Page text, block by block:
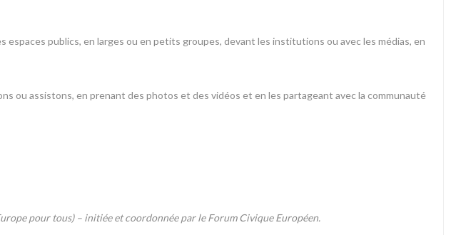
publics, en larges ou en petits groupes, devant les institutions ou avec les médias, en
ou assistons, en prenant des photos et des vidéos et en les partageant avec la communauté
pour tous) – initiée et coordonnée par le Forum Civique Européen.